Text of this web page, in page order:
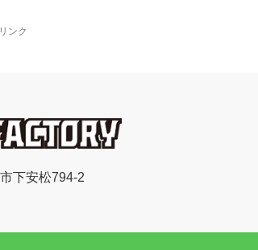
ンク
下安松794-2